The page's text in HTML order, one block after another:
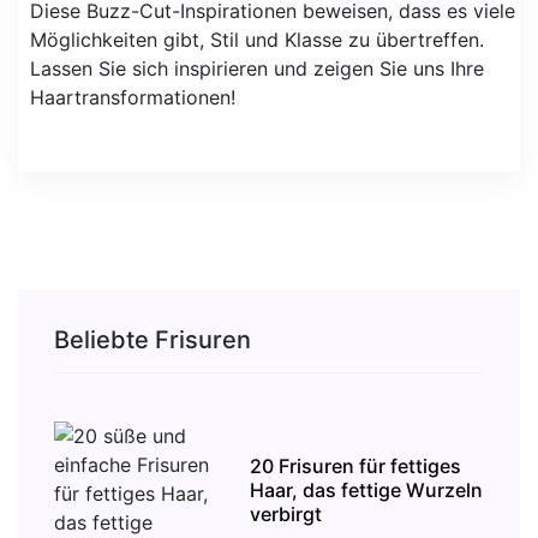
Diese Buzz-Cut-Inspirationen beweisen, dass es viele
Möglichkeiten gibt, Stil und Klasse zu übertreffen.
Lassen Sie sich inspirieren und zeigen Sie uns Ihre
Haartransformationen!
Beliebte Frisuren
20 Frisuren für fettiges
Haar, das fettige Wurzeln
verbirgt